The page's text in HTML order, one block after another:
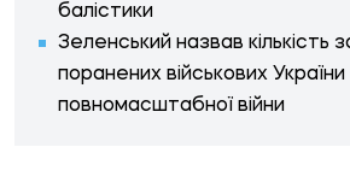
балістики
Зеленський назвав кількість
поранених військових
повномасштабної війни